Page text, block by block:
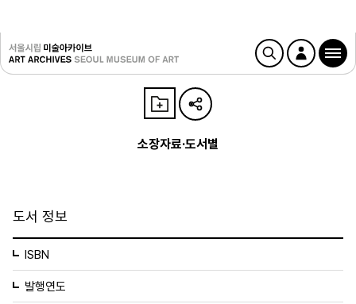
소장자료·도서별
도서 정보
ISBN
발행연도